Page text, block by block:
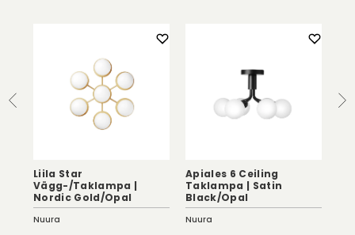
Liila Star
Vägg-/Taklampa |
Nordic Gold/Opal
Nuura
Apiales 6 Ceiling
Taklampa | Satin
Black/Opal
Nuura